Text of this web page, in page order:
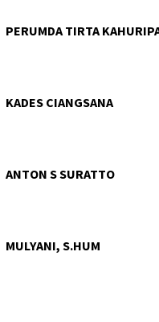
PERUMDA TIRTA
KADES CIANGSANA
ANTON S SURATTO
MULYANI, S.HUM